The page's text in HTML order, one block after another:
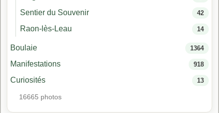
Sentier du Souvenir 42
Raon-lès-Leau 14
Boulaie 1364
Manifestations 918
Curiosités 13
16665 photos